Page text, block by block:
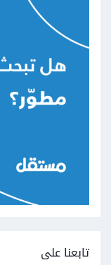
تابعنا على